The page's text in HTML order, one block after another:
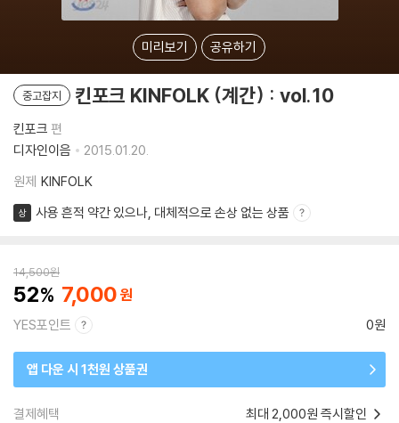
미리보기 공유하기
중고잡지 킨포크 KINFOLK (계간) : vol.10
킨포크 편
디자인이음
2015.01.20.
원제 KINFOLK
상 사용 흔적 약간 있으나, 대체적으로 손상 없는 상품
14,500원
52 7,000
YES포인트 0원
앱 다운 시 1천원 상품권
결제혜택 최대 2,000원 즉시할인